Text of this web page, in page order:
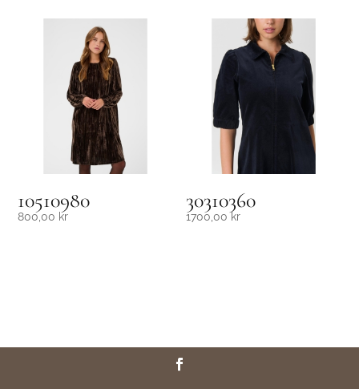
10510980
800,00 kr
30310360
1700,00kr